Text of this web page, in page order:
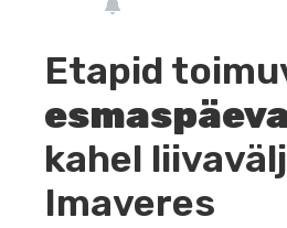
Etapid
kahel
Imaveres